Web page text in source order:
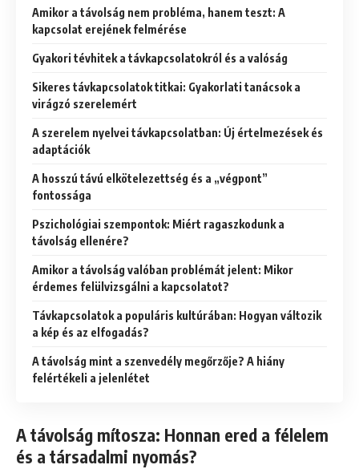
Amikor a távolság nem probléma, hanem teszt: A
kapcsolat erejének felmérése
Gyakori tévhitek a távkapcsolatokról és a valóság
Sikeres távkapcsolatok titkai: Gyakorlati tanácsok a
virágzó szerelemért
A szerelem nyelvei távkapcsolatban: Új értelmezések és
adaptációk
A hosszú távú elkötelezettség és a „végpont”
fontossága
Pszichológiai szempontok: Miért ragaszkodunk a
távolság ellenére?
Amikor a távolság valóban problémát jelent: Mikor
érdemes felülvizsgálni a kapcsolatot?
Távkapcsolatok a populáris kultúrában: Hogyan változik
a kép és az elfogadás?
A távolság mint a szenvedély megőrzője? A hiány
felértékeli a jelenlétet
A távolság mítosza: Honnan ered a félelem
és a társadalmi nyomás?